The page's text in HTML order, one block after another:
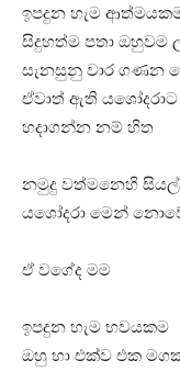
ඉපදුන හැම
සිදුහත්ම පතා ඔහුවම
සැනසුනු වාර ගණන
ඒවාත් ඇති යශෝදරාට
හදාගන්න නම් හිත
නමුදු වත්මනෙහි
යශෝදරා මෙන්
ඒ වගේද මම
ඉපදුන හැම භවයකම
ඔහු හා එක්ව එක